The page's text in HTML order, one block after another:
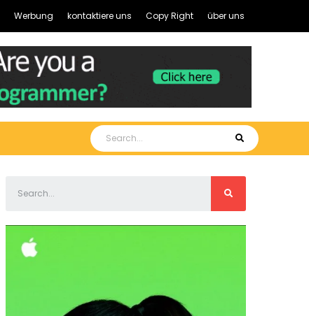
Werbung kontaktiere uns Copy Right über uns